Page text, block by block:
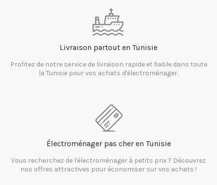
Livraison partout en Tunisie
Profitez de notre service de livraison rapide et fiable dans toute
la Tunisie pour vos achats d'électroménager.
Électroménager pas cher en Tunisie
Vous recherchez de l'électroménager à petits prix ? Découvrez
nos offres attractives pour économiser sur vos achats !